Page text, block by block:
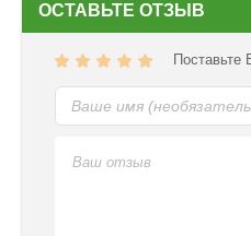
ОСТАВЬТЕ ОТЗЫВ
Поставьте